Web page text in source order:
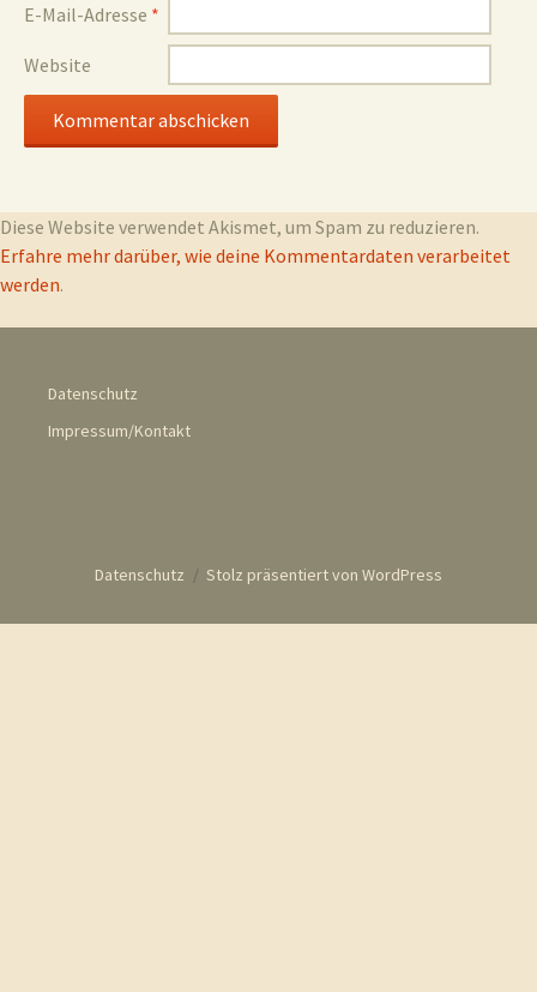
E-Mail-Adresse *
Website
Diese Website verwendet Akismet, um Spam zu reduzieren.
Erfahre mehr darüber, wie deine Kommentardaten verarbeitet
werden.
Datenschutz
Impressum/Kontakt
Datenschutz Stolz präsentiert von WordPress